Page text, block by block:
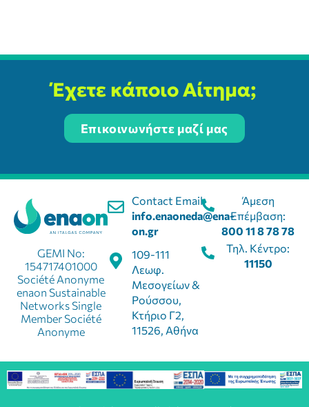
Έχετε κάποιο Αίτημα;
Επικοινωνήστε μαζί μας
Contact Email:
info.enaoneda@ena-
on.gr
109-111
Λεωφ.
Μεσογείων &
Ρούσσου,
Κτήριο Γ2,
11526, Αθήνα
GEMI No:
154717401000
Société Anonyme
enaon Sustainable
Networks Single
Member Société
Anonyme
Άμεση
Επέμβαση:
800 11 8 78 78
Τηλ. Κέντρο:
11150